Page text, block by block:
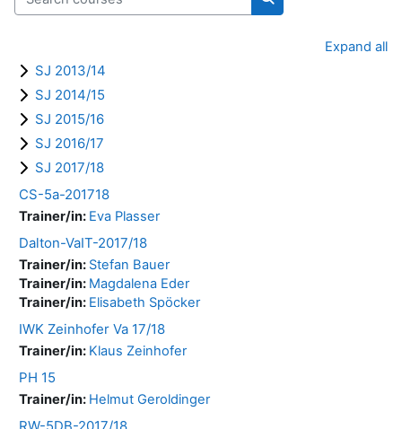
Search courses
Expand all
SJ 2013/14
SJ 2014/15
SJ 2015/16
SJ 2016/17
SJ 2017/18
CS-5a-201718
Trainer/in: Eva Plasser
Dalton-VaIT-2017/18
Trainer/in: Stefan Bauer
Trainer/in: Magdalena Eder
Trainer/in: Elisabeth Spöcker
IWK Zeinhofer Va 17/18
Trainer/in: Klaus Zeinhofer
PH 15
Trainer/in: Helmut Geroldinger
RW-5DB-2017/18